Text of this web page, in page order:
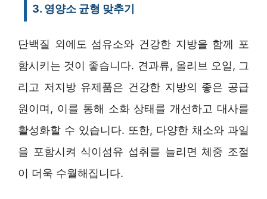
3. 영양소 균형 맞추기
단백질 외에도 섬유소와 건강한 지방을 함께 포
함시키는 것이 좋습니다. 견과류, 올리브 오일, 그
리고 저지방 유제품은 건강한 지방의 좋은 공급
원이며, 이를 통해 소화 상태를 개선하고 대사를
활성화할 수 있습니다. 또한, 다양한 채소와 과일
을 포함시켜 식이섬유 섭취를 늘리면 체중 조절
이 더욱 수월해집니다.